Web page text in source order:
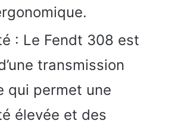
: Le Fendt 308 est
transmission
qui permet une
élevée et des